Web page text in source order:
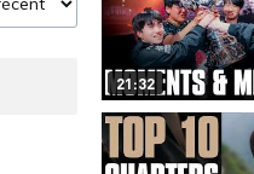
21:32